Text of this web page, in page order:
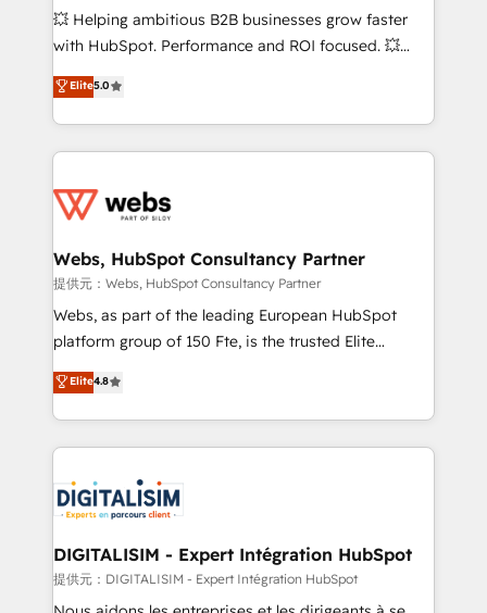
pipeline growth programs • Sales enablement tools
and CRM optimization • Retention strategies with
Execution • 750+ onboardings and 2,000+
implementations • Deep expertise across marketing,
💥 Helping ambitious B2B businesses grow faster
with HubSpot. Performance and ROI focused. 💥
BBD Boom is the HubSpot partner that can help you
to HubSpot Better. We work with your teams to
solve all your HubSpot challenges and improve user
adoption, sales process and marketing results.
the first time 🔧 Designing and optimising your
and build using HubSpot 🔌 Integrating HubSpot
with other systems 🎓 Training your teams to be
HubSpot pros 📊 Lead generation services using
HubSpot Why us? - SIX HubSpot Accreditations -
CRM, Solutions Architecture, Onboarding , Data
Migration, Custom Integration & Platform
team of 25+ experts Contact us today to help you
get more from your investment in HubSpot.
Elite5.0
Webs, HubSpot Consultancy Partner
提供元：Webs, HubSpot Consultancy Partner
Webs, as part of the leading European HubSpot
platform group of 150 Fte, is the trusted Elite
HubSpot CRM Partner offering you a roadmap on
maximizing EBITDA and achieving Commercial
Excellence. With our targeted processes, we
strengthen your digital transformation and minimize
Implementation partner, we provide expertise to
drive your business forward. Since 2015 we are fully
dedicated to HubSpot and with an experienced
team (50+), we work with reputable companies in
B2B sectors such as manufacturing, SaaS and
Elite4.8
DIGITALISIM - Expert Intégration HubSpot
提供元：DIGITALISIM - Expert Intégration HubSpot